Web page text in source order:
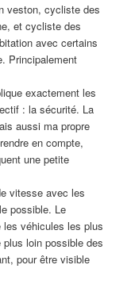
veston, cycliste des
et cycliste des
avec certains
Principalement
exactement les
: la sécurité. La
aussi ma propre
en compte,
une petite
vitesse avec les
possible. Le
les véhicules les plus
loin possible des
pour être visible